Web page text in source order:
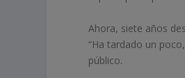
Ahora, siete años
“Ha tardado un
público.